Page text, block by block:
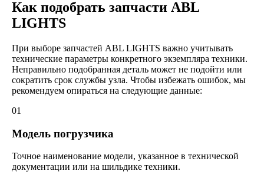
Как подобрать запчасти ABL
LIGHTS
При выборе запчастей ABL LIGHTS важно учитывать
технические параметры конкретного экземпляра техники.
Неправильно подобранная деталь может не подойти или
сократить срок службы узла. Чтобы избежать ошибок, мы
рекомендуем опираться на следующие данные:
01
Модель погрузчика
Точное наименование модели, указанное в технической
документации или на шильдике техники.